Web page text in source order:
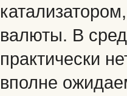
валюты. В
практически
вполне